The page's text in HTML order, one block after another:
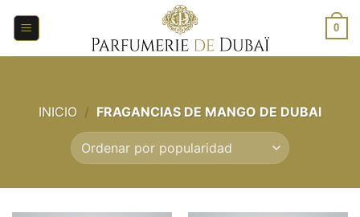
0
INICIO / FRAGANCIAS DE MANGO DE DUBAI